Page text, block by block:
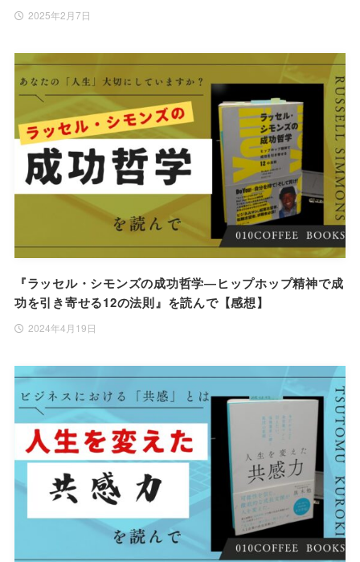
2025年2月7日
『ラッセル・シモンズの成功哲学―ヒップホップ精神で成
功を引き寄せる12の法則』を読んで【感想】
2024年4月19日